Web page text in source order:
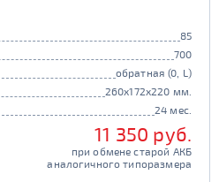
85
700
обратная (0, L)
260x172x220 мм.
24 мес.
11 350 руб.
при обмене старой АКБ
аналогичного типоразмера